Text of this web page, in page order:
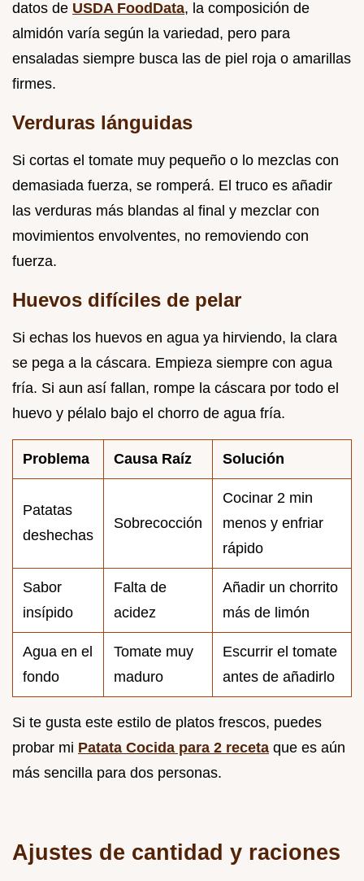
datos de USDA FoodData, la composición de
almidón varía según la variedad, pero para
ensaladas siempre busca las de piel roja o amarillas
firmes.
Verduras lánguidas
Si cortas el tomate muy pequeño o lo mezclas con
demasiada fuerza, se romperá. El truco es añadir
las verduras más blandas al final y mezclar con
movimientos envolventes, no removiendo con
fuerza.
Huevos difíciles de pelar
Si echas los huevos en agua ya hirviendo, la clara
se pega a la cáscara. Empieza siempre con agua
fría. Si aun así fallan, rompe la cáscara por todo el
huevo y pélalo bajo el chorro de agua fría.
Problema Causa Raíz Solución
Patatas
deshechas
Sobrecocción
Cocinar 2 min
menos y enfriar
rápido
Sabor
insípido
Falta de
acidez
Añadir un chorrito
más de limón
Agua en el
fondo
Tomate muy
maduro
Escurrir el tomate
antes de añadirlo
Si te gusta este estilo de platos frescos, puedes
probar mi Patata Cocida para 2 receta que es aún
más sencilla para dos personas.
Ajustes de cantidad y raciones